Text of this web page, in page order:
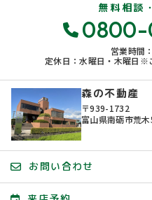
無料相談
営業時間
定休日：水曜日・木曜日※
森の不動産
〒939-1732
富山県南砺市荒
お問い合わせ